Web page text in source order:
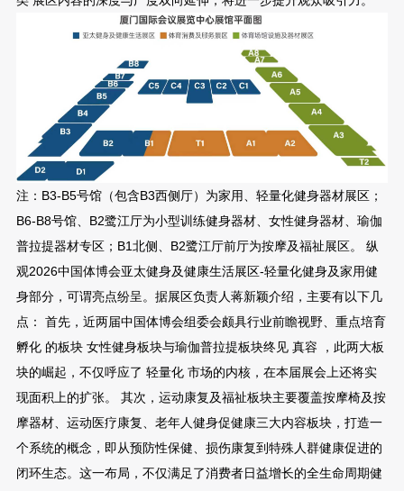
注：B3-B5号馆（包含B3西侧厅）为家用、轻量化健身器材展区；
B6-B8号馆、B2鹭江厅为小型训练健身器材、女性健身器材、瑜伽
普拉提器材专区；B1北侧、B2鹭江厅前厅为按摩及福祉展区。 纵
观2026中国体博会亚太健身及健康生活展区-轻量化健身及家用健
身部分，可谓亮点纷呈。据展区负责人蒋新颖介绍，主要有以下几
点： 首先，近两届中国体博会组委会颇具行业前瞻视野、重点培育
孵化 的板块 女性健身板块与瑜伽普拉提板块终见 真容 ，此两大板
块的崛起，不仅呼应了 轻量化 市场的内核，在本届展会上还将实
现面积上的扩张。 其次，运动康复及福祉板块主要覆盖按摩椅及按
摩器材、运动医疗康复、老年人健身促健康三大内容板块，打造一
个系统的概念，即从预防性保健、损伤康复到特殊人群健康促进的
闭环生态。这一布局，不仅满足了消费者日益增长的全生命周期健